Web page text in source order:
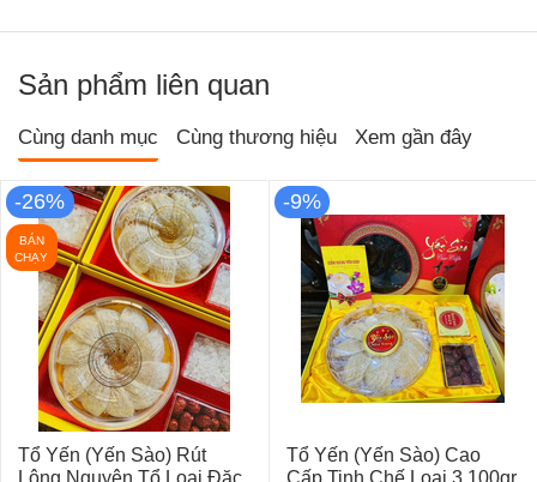
Sản phẩm liên quan
Cùng danh mục Cùng thương hiệu Xem gần đây
-26%
BÁN
CHẠY
Tổ Yến (Yến Sào) Rút
Lông Nguyên Tổ Loại Đặc
-9%
Tổ Yến (Yến Sào) Cao
Cấp Tinh Chế Loại 3 100gr